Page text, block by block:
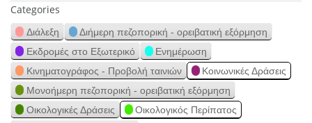
Categories
Διάλεξη
Διήμερη πεζοπορική - ορειβατική εξόρμηση
Εκδρομές στο Εξωτερικό
Ενημέρωση
Κινηματογράφος - Προβολή ταινιών
Κοινωνικές Δράσεις
Μονοήμερη πεζοπορική - ορειβατική εξόρμηση
Οικολογικές Δράσεις
Οικολογικός Περίπατος